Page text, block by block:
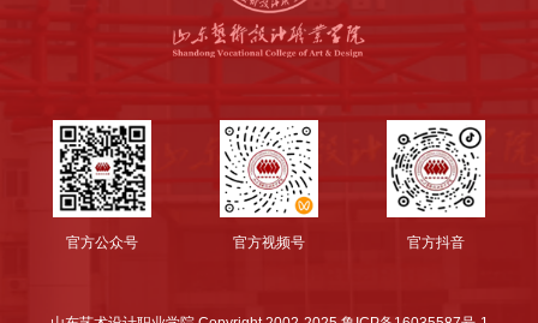
官方公众号 官方视频号 官方抖音